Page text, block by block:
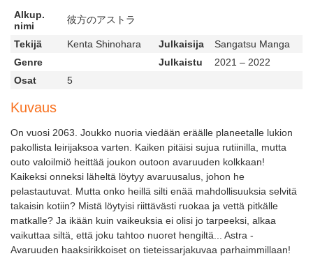
Alkup.
nimi
彼方のアストラ
Tekijä Kenta Shinohara Julkaisija
Sangatsu Manga
Genre
Julkaistu
2021 – 2022
Osat
5
Kuvaus
On vuosi 2063. Joukko nuoria viedään eräälle planeetalle lukion
pakollista leirijaksoa varten. Kaiken pitäisi sujua rutiinilla, mutta
outo valoilmiö heittää joukon outoon avaruuden kolkkaan!
Kaikeksi onneksi läheltä löytyy avaruusalus, johon he
pelastautuvat. Mutta onko heillä silti enää mahdollisuuksia selvitä
takaisin kotiin? Mistä löytyisi riittävästi ruokaa ja vettä pitkälle
matkalle? Ja ikään kuin vaikeuksia ei olisi jo tarpeeksi, alkaa
vaikuttaa siltä, että joku tahtoo nuoret hengiltä... Astra -
Avaruuden haaksirikkoiset on tieteissarjakuvaa parhaimmillaan!